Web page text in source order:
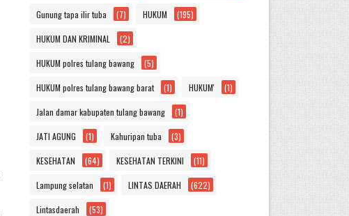
Gunung tapa ilir tuba (7) HUKUM (195)
HUKUM DAN KRIMINAL (2)
HUKUM polres tulang bawang (5)
HUKUM polres tulang bawang barat (1) HUKUM' (1)
Jalan damar kabupaten tulang bawang (1)
JATI AGUNG (1) Kahuripan tuba (3)
KESEHATAN (64) KESEHATAN TERKINI (11)
Lampung selatan (1) LINTAS DAERAH (622)
Lintasdaerah (53)